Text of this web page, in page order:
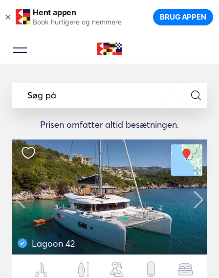
× Hent appen
Book hurtigere og nemmere BRUG APPEN
Søg på
Prisen omfatter altid besætningen.
Lagoon 42